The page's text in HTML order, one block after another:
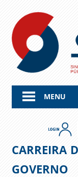
content
MENU
CARREIRA